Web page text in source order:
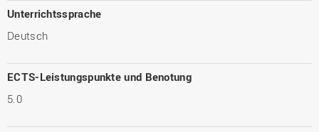
Unterrichtssprache
Deutsch
ECTS-Leistungspunkte und Benotung
5.0